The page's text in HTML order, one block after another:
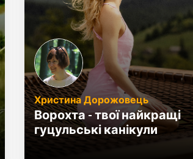
Христина Дорожовець
Ворохта - твої найкращі
гуцульські канікули